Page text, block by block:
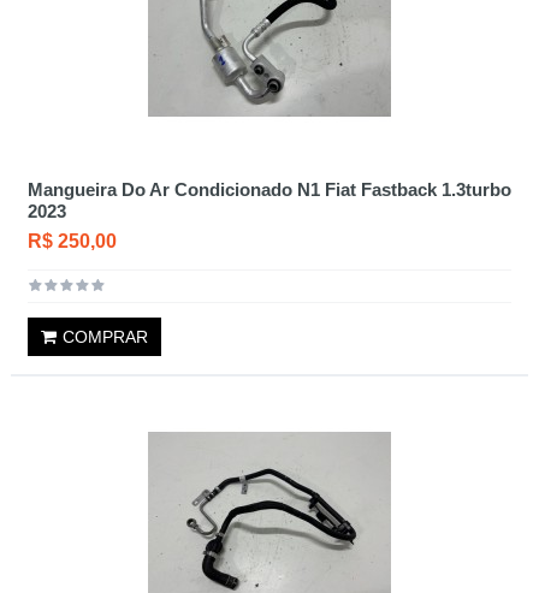
Mangueira Do Ar Condicionado N1 Fiat Fastback 1.3turbo
2023
R$ 250,00
COMPRAR